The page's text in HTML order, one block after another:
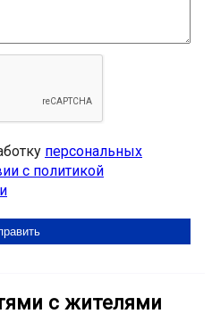
персональных
с политикой
с жителями